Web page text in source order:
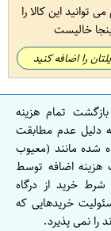
توانید این کالا را
خالیست
را اضافه کنید
تمام هزینه
دلیل عدم مطابقت
شده مانند (معیوب
هزینه اضافه توسط
خرید از درگاه
خریدهایی که
را نمی پذیرد.